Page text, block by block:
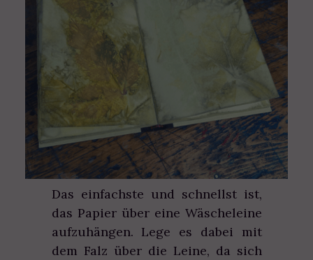
Das einfachste und schnellst ist,
das Papier über eine Wäscheleine
aufzuhängen. Lege es dabei mit
dem Falz über die Leine, da sich